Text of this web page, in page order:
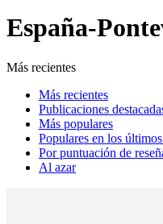
España-
Más recientes
Más recientes
Publicaciones
Más populares
Populares en los
Por puntuación de
Al azar